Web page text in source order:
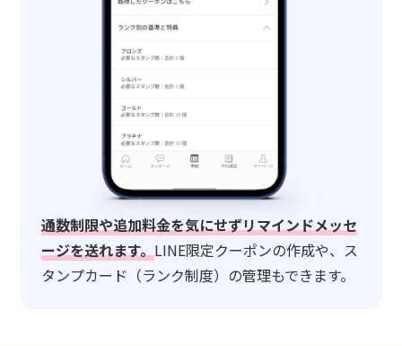
通数制限や追加料金を気にせずリマインドメッセ
ージを送れます。LINE限定クーポンの作成や、ス
タンプカード（ランク制度）の管理もできます。